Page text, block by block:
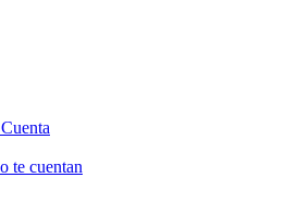
te cuentan